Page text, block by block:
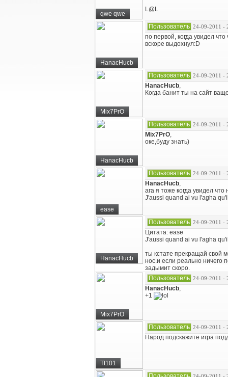
qwe qwe
L@L
HanacHucb
Пользователь 24-09-2011 -
по первой, когда увидел
вскоре выдохнул:D
Mix7PrO
Пользователь 24-09-2011 -
HanacHucb,
Когда банит ты на сайт
HanacHucb
Пользователь 24-09-2011 -
Mix7PrO,
оке,буду знать)
ease
Пользователь 24-09-2011 -
HanacHucb,
ага я тоже когда увидел
J'aussi quand ai vu l'agha
HanacHucb
Пользователь 24-09-2011 -
Цитата: ease
J'aussi quand ai vu l'agha
ты кстате прекращай свой
нос.и если реально ничего
задымит скоро.
Mix7PrO
Пользователь 24-09-2011 -
HanacHucb,
+1
Tt101
Пользователь 24-09-2011 -
Народ подскажите игра